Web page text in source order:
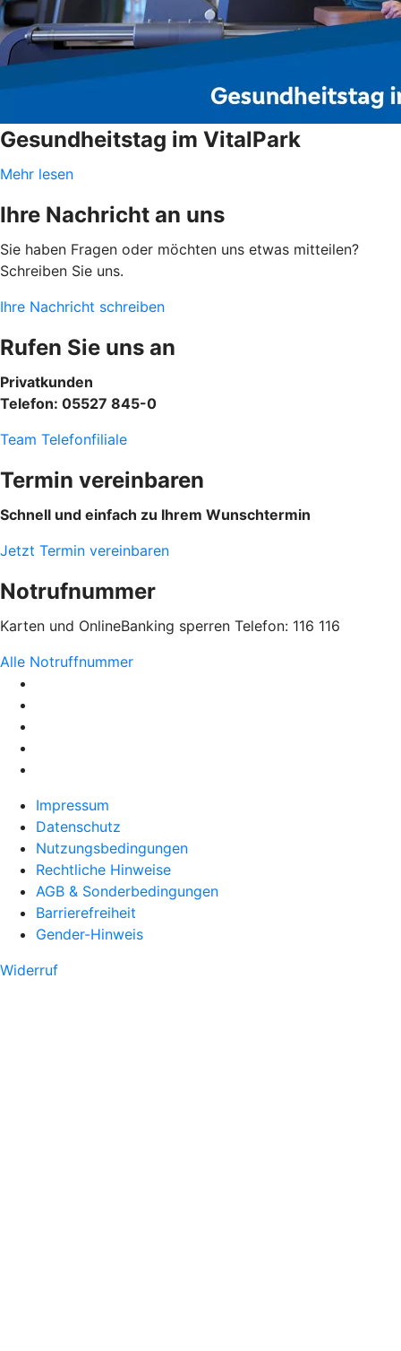
Gesundheitstag im VitalPark
Mehr lesen
Ihre Nachricht an uns
Sie haben Fragen oder möchten uns etwas mitteilen?
Schreiben Sie uns.
Ihre Nachricht schreiben
Rufen Sie uns an
Privatkunden
Telefon: 05527 845-0
Team Telefonfiliale
Termin vereinbaren
Schnell und einfach zu Ihrem Wunschtermin
Jetzt Termin vereinbaren
Notrufnummer
Karten und OnlineBanking sperren Telefon: 116 116
Alle Notruffnummer
Impressum
Datenschutz
Nutzungsbedingungen
Rechtliche Hinweise
AGB & Sonderbedingungen
Barrierefreiheit
Gender-Hinweis
Widerruf